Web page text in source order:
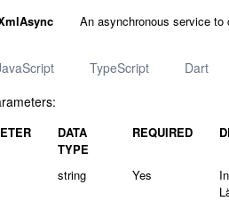
An asynchronous service
TypeScript
Dart
DATA
TYPE
REQUIRED
string Yes